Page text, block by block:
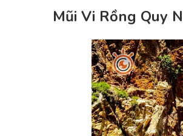
Mũi Vi Rồng Quy